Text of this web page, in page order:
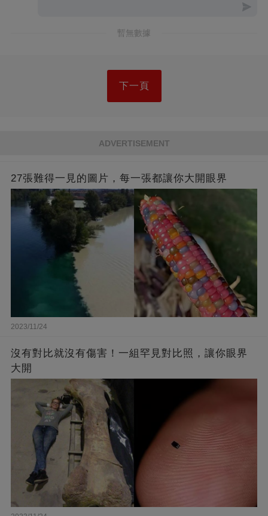
暫無數據
下一頁
ADVERTISEMENT
27張難得一見的圖片，每一張都讓你大開眼界
2023/11/24
沒有對比就沒有傷害！一組罕見對比照，讓你眼界
大開